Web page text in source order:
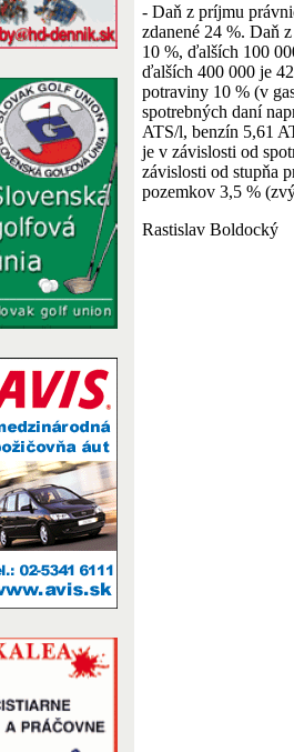
- Daň z príjmu
zdanené 24 %. Daň
10 %, ďalších 100
ďalších 400 000 je
potraviny 10 % (v
spotrebných daní
ATS/l, benzín 5,61
je v závislosti od
závislosti od stupňa
pozemkov 3,5 %
Rastislav Boldocký